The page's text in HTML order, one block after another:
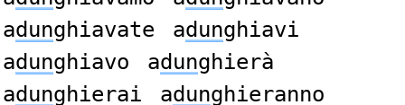
adunghiavate adunghiavi
adunghiavo adunghierà
adunghierai adunghieranno